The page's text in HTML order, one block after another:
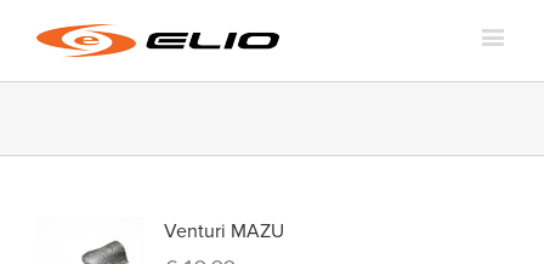
Venturi MAZU